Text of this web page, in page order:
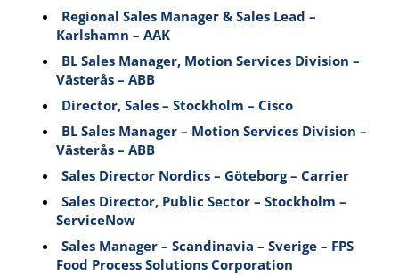
Regional Sales Manager & Sales Lead –
Karlshamn – AAK
BL Sales Manager, Motion Services Division –
Västerås – ABB
Director, Sales – Stockholm – Cisco
BL Sales Manager – Motion Services Division –
Västerås – ABB
Sales Director Nordics – Göteborg – Carrier
Sales Director, Public Sector – Stockholm –
ServiceNow
Sales Manager – Scandinavia – Sverige – FPS
Food Process Solutions Corporation